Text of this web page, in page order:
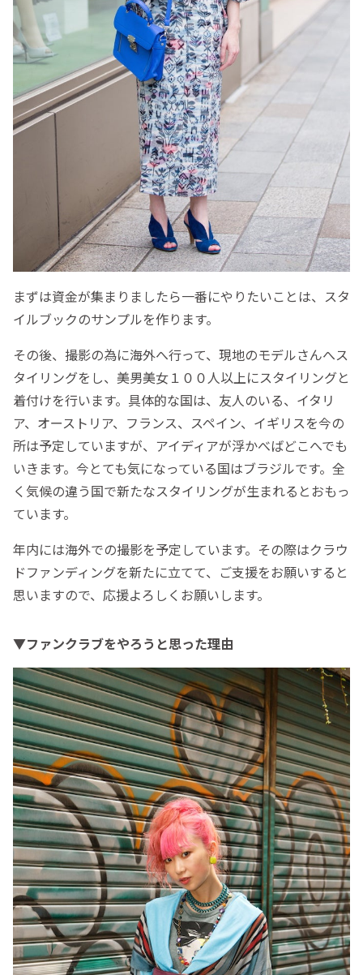
まずは資金が集まりましたら一番にやりたいことは、スタ
イルブックのサンプルを作ります。
その後、撮影の為に海外へ行って、現地のモデルさんへス
タイリングをし、美男美女１００人以上にスタイリングと
着付けを行います。具体的な国は、友人のいる、イタリ
ア、オーストリア、フランス、スペイン、イギリスを今の
所は予定していますが、アイディアが浮かべばどこへでも
いきます。今とても気になっている国はブラジルです。全
く気候の違う国で新たなスタイリングが生まれるとおもっ
ています。
年内には海外での撮影を予定しています。その際はクラウ
ドファンディングを新たに立てて、ご支援をお願いすると
思いますので、応援よろしくお願いします。
▼ファンクラブをやろうと思った理由